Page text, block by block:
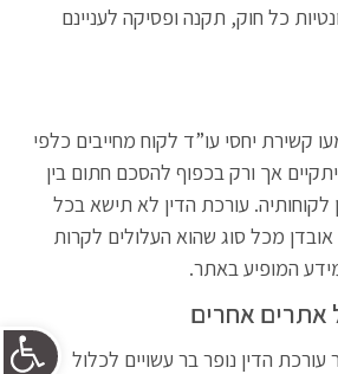
כל חוק, תקנה ופסיקה לעניינם
קשירת יחסי עו”ד לקוח מחייבים כלפי
אך ורק בכפוף להסכם חתום בין
לקוחותיה. עורכת הדין לא תישא בכל
מכל סוג שהוא העלולים לקרות
המופיע באתר.
אתרים אחרים
הדין נופר בר עשויים לכלול